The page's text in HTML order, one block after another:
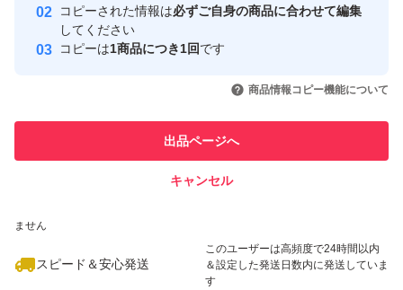
取引実績
引を完了させた実績があります
での取引実績があります
ません
スピード＆安心発送
このユーザーは高頻度で24時間以内
＆設定した発送日数内に発送していま
す
コピーされた情報は必ずご自身の商品に合わせて編集
してください
コピーは1商品につき1回です
商品情報コピー機能について
出品ページへ
キャンセル